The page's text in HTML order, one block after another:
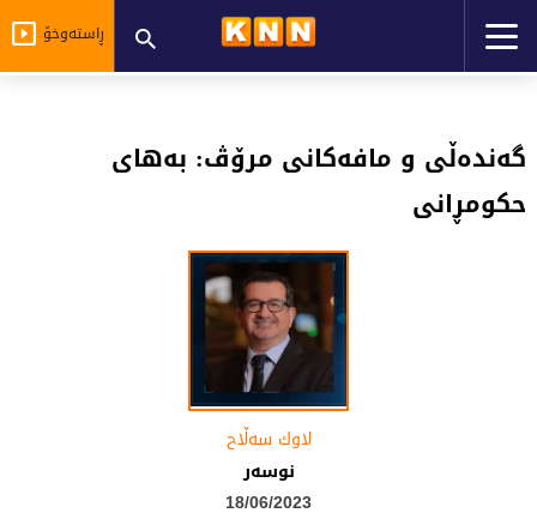
ڕاستەوخۆ
گەندەڵی و مافەکانی مرۆڤ: بەهای
حکومڕانی
لاوك سەڵاح
نوسەر
18/06/2023